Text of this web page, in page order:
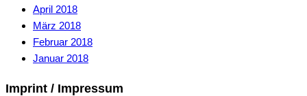
April 2018
März 2018
Februar 2018
Januar 2018
Imprint / Impressum